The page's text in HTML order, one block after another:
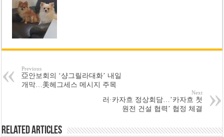
Previous
亞안보회의 ‘샹그릴라대화’ 내일
개막…美헤그세스 메시지 주목
Next
러·카자흐 정상회담…’카자흐 첫
원전 건설 협력’ 협정 체결
Related Articles